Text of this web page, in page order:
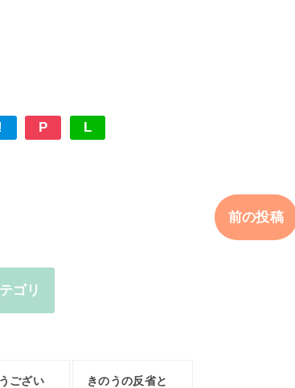
P L
前の投稿
ゴリ
ござい
きのうの反省と